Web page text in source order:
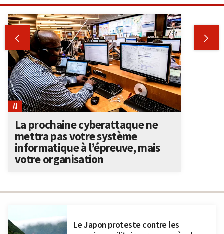
Le Japon proteste contre les
 
AI
La prochaine cyberattaque ne
mettra pas votre système
informatique à l’épreuve, mais
votre organisation